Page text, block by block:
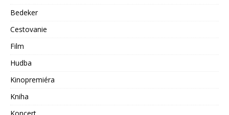
Bedeker
Cestovanie
Film
Hudba
Kinopremiéra
Kniha
Koncert